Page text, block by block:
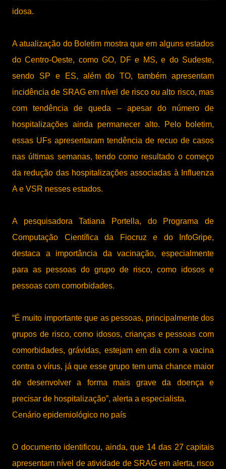
idosa.
A atualização do Boletim mostra que em alguns estados
do Centro-Oeste, como GO, DF e MS, e do Sudeste,
sendo SP e ES, além do TO, também apresentam
incidência de SRAG em nível de risco ou alto risco, mas
com tendência de queda – apesar do número de
hospitalizações ainda permanecer alto. Pelo boletim,
essas UFs apresentaram tendência de recuo de casos
nas últimas semanas, tendo como resultado o começo
da redução das hospitalizações associadas à Influenza
A e VSR nesses estados.
A pesquisadora Tatiana Portella, do Programa de
Computação Científica da Fiocruz e do InfoGripe,
destaca a importância da vacinação, especialmente
para as pessoas do grupo de risco, como idosos e
pessoas com comorbidades.
“É muito importante que as pessoas, principalmente dos
grupos de risco, como idosos, crianças e pessoas com
comorbidades, grávidas, estejam em dia com a vacina
contra o vírus, já que esse grupo tem uma chance maior
de desenvolver a forma mais grave da doença e
precisar de hospitalização”, alerta a especialista.
Cenário epidemiológico no país
O documento identificou, ainda, que 14 das 27 capitais
apresentam nível de atividade de SRAG em alerta, risco